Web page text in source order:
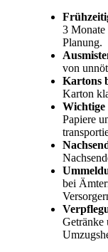
3 Monate
Planung.
von
Kartons
Karton
Wichtige
Papiere
bei
Getränke